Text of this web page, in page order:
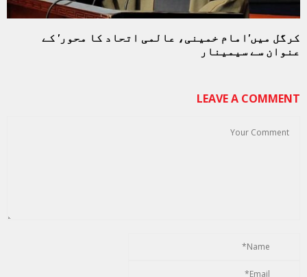
کرگل میں’امام خمینی، عالمی اتحاد کا محور’ کے
عنوان سے سیمینار
LEAVE A COMMENT